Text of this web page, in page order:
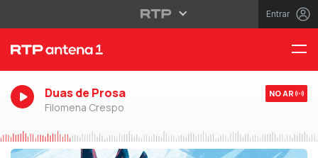
Entrar
Duas de Prosa
Filomena Crespo
NO AR